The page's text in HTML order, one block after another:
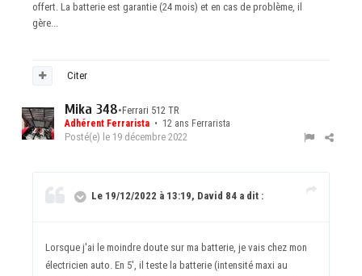
offert. La batterie est garantie (24 mois) et en cas de problème, il
gère...
Citer
Mika 348•Ferrari 512 TR
Adhérent Ferrarista • 12 ans Ferrarista
Posté(e) le 19 décembre 2022
Le 19/12/2022 à 13:19, David 84 a dit :
Lorsque j'ai le moindre doute sur ma batterie, je vais chez mon
électricien auto. En 5', il teste la batterie (intensité maxi au